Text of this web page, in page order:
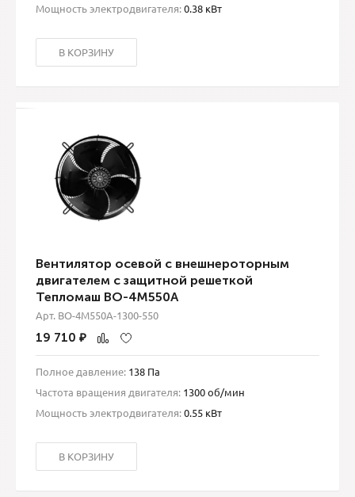
Мощность электродвигателя:0.38 кВт
В КОРЗИНУ
Вентилятор осевой с внешнероторным
двигателем с защитной решеткой
Тепломаш ВО-4М550A
Арт. ВО-4М550A-1300-550
19 710 ₽
Полное давление: 138 Па
Частота вращения двигателя: 1300 об/мин
Мощность электродвигателя:0.55 кВт
В КОРЗИНУ